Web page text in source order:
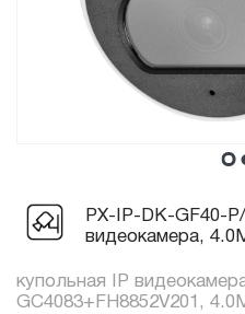
PX-IP-DK-GF40-
видеокамера,
купольная IP
GC4083+FH8852V201,